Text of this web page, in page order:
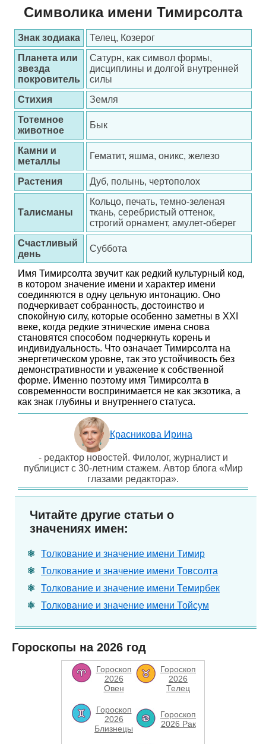
Символика имени Тимирсолта
Знак зодиака
Телец, Козерог
Планета или
звезда
покровитель
Сатурн, как символ формы,
дисциплины и долгой внутренней
силы
Стихия
Земля
Тотемное
животное
Бык
Камни и
металлы
Гематит, яшма, оникс, железо
Растения Дуб, полынь, чертополох
Талисманы
Кольцо, печать, темно-зеленая
ткань, серебристый оттенок,
строгий орнамент, амулет-оберег
Счастливый
день
Суббота
Имя Тимирсолта звучит как редкий культурный код,
в котором значение имени и характер имени
соединяются в одну цельную интонацию. Оно
подчеркивает собранность, достоинство и
спокойную силу, которые особенно заметны в XXI
веке, когда редкие этнические имена снова
становятся способом подчеркнуть корень и
индивидуальность. Что означает Тимирсолта на
энергетическом уровне, так это устойчивость без
демонстративности и уважение к собственной
форме. Именно поэтому имя Тимирсолта в
современности воспринимается не как экзотика, а
как знак глубины и внутреннего статуса.
Красникова Ирина
- редактор новостей. Филолог, журналист и
публицист с 30-летним стажем. Автор блога «Мир
глазами редактора».
Читайте другие статьи о
значениях имен:
Толкование и значение имени Тимир
Толкование и значение имени Товсолта
Толкование и значение имени Темирбек
Толкование и значение имени Тойсум
Гороскопы на 2026 год
Гороскоп
2026
Овен
Гороскоп
2026
Телец
Гороскоп
2026
Близнецы
Гороскоп
2026 Рак